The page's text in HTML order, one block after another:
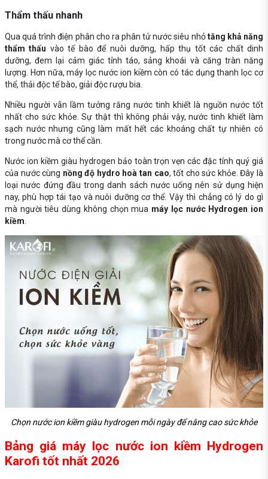
Thẩm thấu nhanh
Qua quá trình điện phân cho ra phân tử nước siêu nhỏtăng khả năng
thẩm thấu vào tế bào để nuôi dưỡng, hấp thụ tốt các chất dinh
dưỡng, đem lại cảm giác tỉnh táo, sảng khoái và căng tràn năng
lượng. Hơn nữa, máy lọc nước ion kiềm còn có tác dụng thanh lọc cơ
thể, thải độc tế bào, giải độc rượu bia.
Nhiều người vẫn lầm tưởng rằng nước tinh khiết là nguồn nước tốt
nhất cho sức khỏe. Sự thật thì không phải vậy, nước tinh khiết làm
sạch nước nhưng cũng làm mất hết các khoáng chất tự nhiên có
trong nước mà cơ thể cần.
Nước ion kiềm giàu hydrogen bảo toàn trọn vẹn các đặc tính quý giá
của nước cùng nồng độ hydro hoà tan cao, tốt cho sức khỏe. Đây là
loại nước đứng đầu trong danh sách nước uống nên sử dụng hiện
nay, phù hợp tái tạo và nuôi dưỡng cơ thể. Vậy thì chẳng có lý do gì
mà người tiêu dùng không chọn mua máy lọc nước Hydrogen ion
kiềm.
Chọn nước ion kiềm giàu hydrogen mỗi ngày để nâng cao sức khỏe
Bảng giá máy lọc nước ion kiềm Hydrogen
Karofi tốt nhất 2026